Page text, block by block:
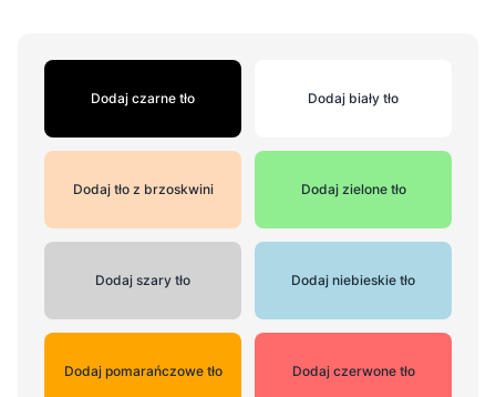
Dodaj czarne tło Dodaj biały tło
Dodaj tło z brzoskwini Dodaj zielone tło
Dodaj szary tło Dodaj niebieskie tło
Dodaj pomarańczowe tło Dodaj czerwone tło